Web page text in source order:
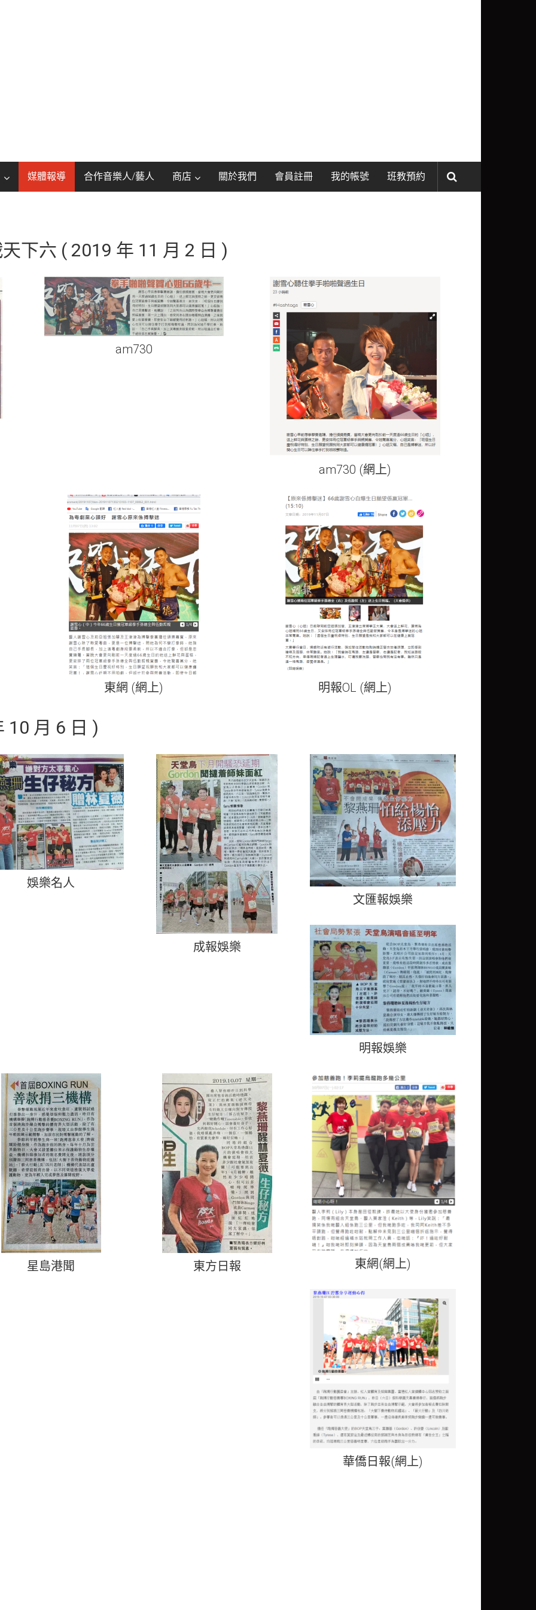
媒體報導 合作音樂人/藝人 商店 關於我們 會員註冊 我的帳號 班教預約
下六 ( 2019 年 11 月 2 日 )
am730
am730 (網上)
東網 (網上) 明報OL (網上)
10 月 6 日 )
娛樂名人
成報娛樂
文匯報娛樂
明報娛樂
星島港聞 東方日報 東網(網上)
華僑日報(網上)